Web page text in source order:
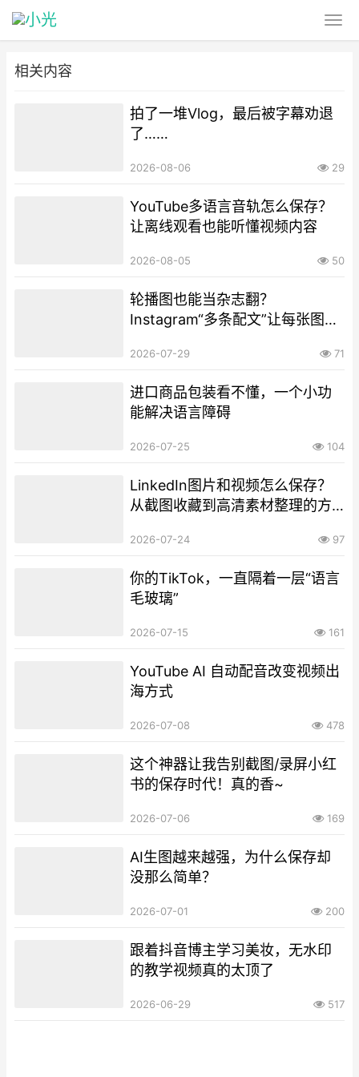
相关内容
拍了一堆Vlog，最后被字幕劝退
了……
2026-08-06 29
YouTube多语言音轨怎么保存？
让离线观看也能听懂视频内容
2026-08-05 50
轮播图也能当杂志翻？
Instagram“多条配文”让每张图学
2026-07-29 71
进口商品包装看不懂，一个小功
能解决语言障碍
2026-07-25 104
LinkedIn图片和视频怎么保存？
从截图收藏到高清素材整理的方
2026-07-24 97
你的TikTok，一直隔着一层“语言
毛玻璃”
2026-07-15 161
YouTube AI 自动配音改变视频出
海方式
2026-07-08 478
这个神器让我告别截图/录屏小红
书的保存时代！真的香~
2026-07-06 169
AI生图越来越强，为什么保存却
没那么简单？
2026-07-01 200
跟着抖音博主学习美妆，无水印
的教学视频真的太顶了
2026-06-29 517